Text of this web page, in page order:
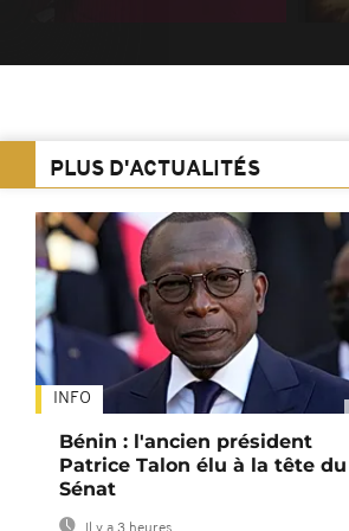
PLUS D'ACTUALITÉS
INFO
Bénin : l'ancien président
Patrice Talon élu à la tête du
Sénat